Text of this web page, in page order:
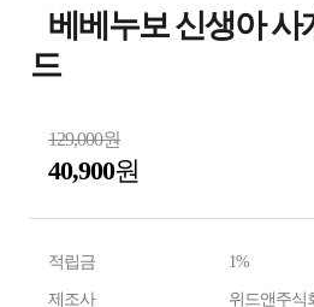
베베누보 신생아
드
129,000원
40,900원
적립금 1%
제조사 위드앤주식